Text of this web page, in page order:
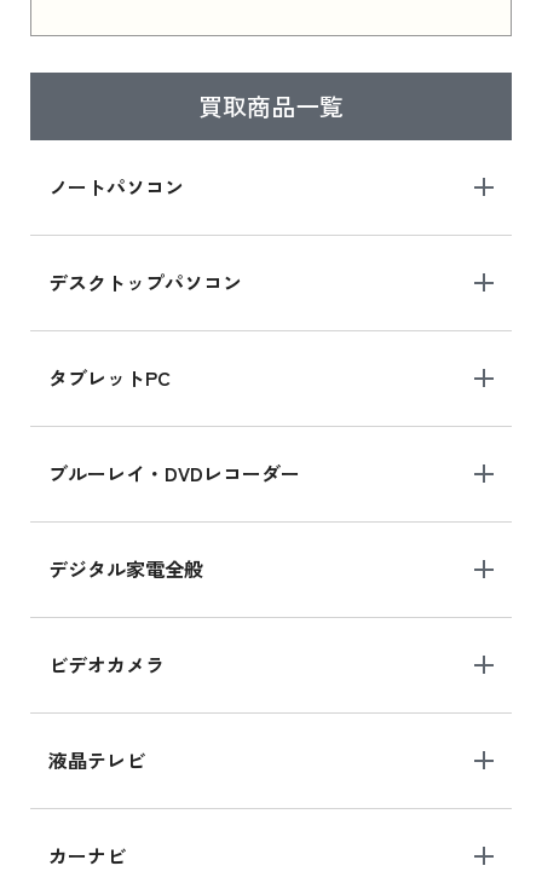
買取商品一覧
ノートパソコン
デスクトップパソコン
タブレットPC
ブルーレイ・DVDレコーダー
デジタル家電全般
ビデオカメラ
液晶テレビ
カーナビ
はこちら
ら
iPad mini シリーズ 2024
iPad mini 8.3インチ の新品買取価格
iPhone 16 シリーズ
iPhone 16 の新品買取価格
iPad Air 11インチ シリーズ
iPad Air 11インチ の新品買取価格
iPhone 15 128GB シリーズ
iPhone 15 128GB の新品買取価格